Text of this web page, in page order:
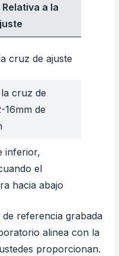
a la
cruz de ajuste
cruz de
16mm de
inferior,
el
hacia abajo
referencia grabada
alinea con la
proporcionan.